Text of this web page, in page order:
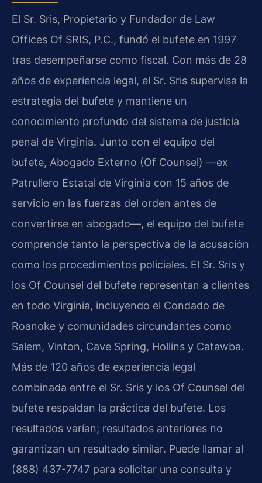
El Sr. Sris, Propietario y Fundador de Law
Offices Of SRIS, P.C., fundó el bufete en 1997
tras desempeñarse como fiscal. Con más de 28
años de experiencia legal, el Sr. Sris supervisa la
estrategia del bufete y mantiene un
conocimiento profundo del sistema de justicia
penal de Virginia. Junto con el equipo del
bufete, Abogado Externo (Of Counsel) —ex
Patrullero Estatal de Virginia con 15 años de
servicio en las fuerzas del orden antes de
convertirse en abogado—, el equipo del bufete
comprende tanto la perspectiva de la acusación
como los procedimientos policiales. El Sr. Sris y
los Of Counsel del bufete representan a clientes
en todo Virginia, incluyendo el Condado de
Roanoke y comunidades circundantes como
Salem, Vinton, Cave Spring, Hollins y Catawba.
Más de 120 años de experiencia legal
combinada entre el Sr. Sris y los Of Counsel del
bufete respaldan la práctica del bufete. Los
resultados varían; resultados anteriores no
garantizan un resultado similar. Puede llamar al
(888) 437-7747 para solicitar una consulta y